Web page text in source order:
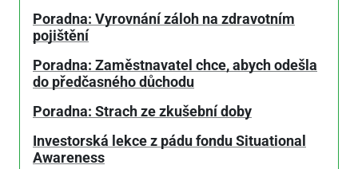
Poradna: Vyrovnání záloh na zdravotním
pojištění
Poradna: Zaměstnavatel chce, abych odešla
do předčasného důchodu
Poradna: Strach ze zkušební doby
Investorská lekce z pádu fondu Situational
Awareness